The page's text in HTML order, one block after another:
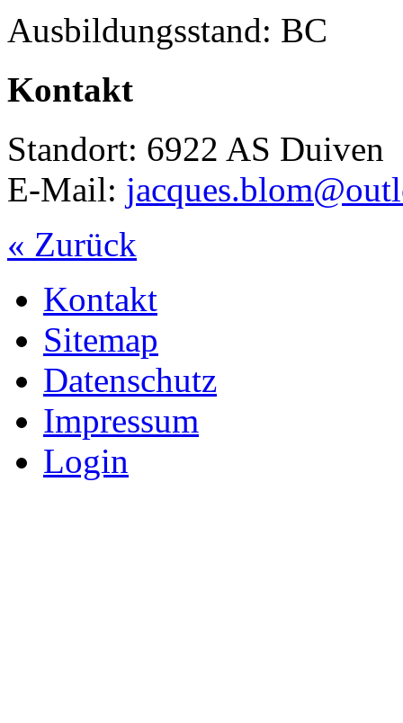
Ausbildungsstand: BC
Kontakt
Standort: 6922 AS Duiven
E-Mail:
« Zurück
Kontakt
Sitemap
Datenschutz
Impressum
Login